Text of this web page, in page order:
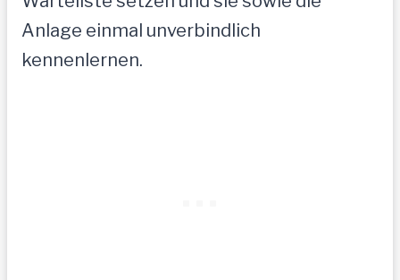
Anlage einmal unverbindlich
kennenlernen.